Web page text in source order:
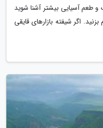
آسیایی بیشتر آشنا شوید
اگر شیفته بازارهای قایقی